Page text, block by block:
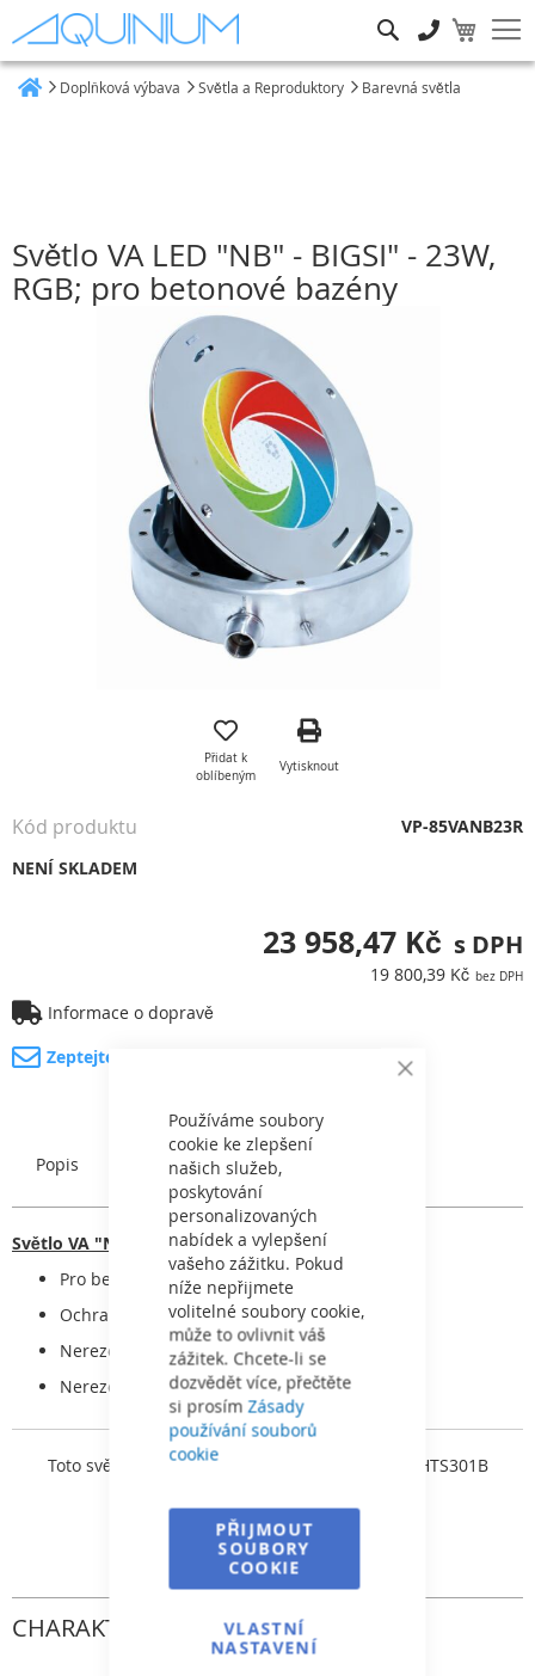
Close
Používáme soubory
cookie ke zlepšení
našich služeb,
poskytování
personalizovaných
nabídek a vylepšení
vašeho zážitku. Pokud
níže nepřijmete
volitelné soubory cookie,
může to ovlivnit váš
zážitek. Chcete-li se
dozvědět více, přečtěte
si prosímZásady
používání souborů
cookie
PŘIJMOUT
SOUBORY
COOKIE
VLASTNÍ
NASTAVENÍ
Doplňková výbava Světla a Reproduktory Barevná světla
Světlo VA LED "NB" - BIGSI" - 23W,
RGB; pro betonové bazény
obrázky
Přidat k
oblíbeným
Vytisknout
23 958,47 Kč
19 800,39 Kč
NENÍ SKLADEM
Kód produktu VP-85VANB23R
Informace o dopravě
Zeptejte se na produkt
Popis Charakteristický
Světlo VA "NB" - "BIGSI"
Pro betonové bazény
Ochranná hadice el. kabelu
Nerezové zástřiky
Nerezové čelo, nerezový hrnec
Toto světlo je vybaveno LED žárovkou FLAT - 81HTS301B
CHARAKTERISTICKÝ